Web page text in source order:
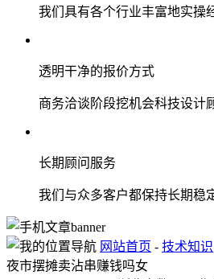
我们具有各个行业丰富地实操
透明干净的报价方式
商务洽谈阶段挖机会科技设计
长期顾问服务
我们与众多客户都保持长期稳
网站首页 - 技术知识
夜市摆摊卖沾串赚钱吗女